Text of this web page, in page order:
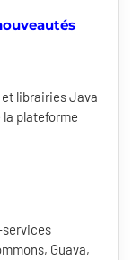
librairies Java
plateforme
Guava,